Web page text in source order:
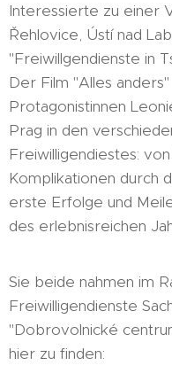
Interessierte zu einer
Řehlovice, Ústí nad
"Freiwillgendienste in
Der Film "Alles
Protagonistinnen
Prag in den
Freiwilligendiestes:
Komplikationen durch
erste Erfolge und
des erlebnisreichen
Sie beide nahmen im
Freiwilligendienste
"Dobrovolnické
hier zu finden: